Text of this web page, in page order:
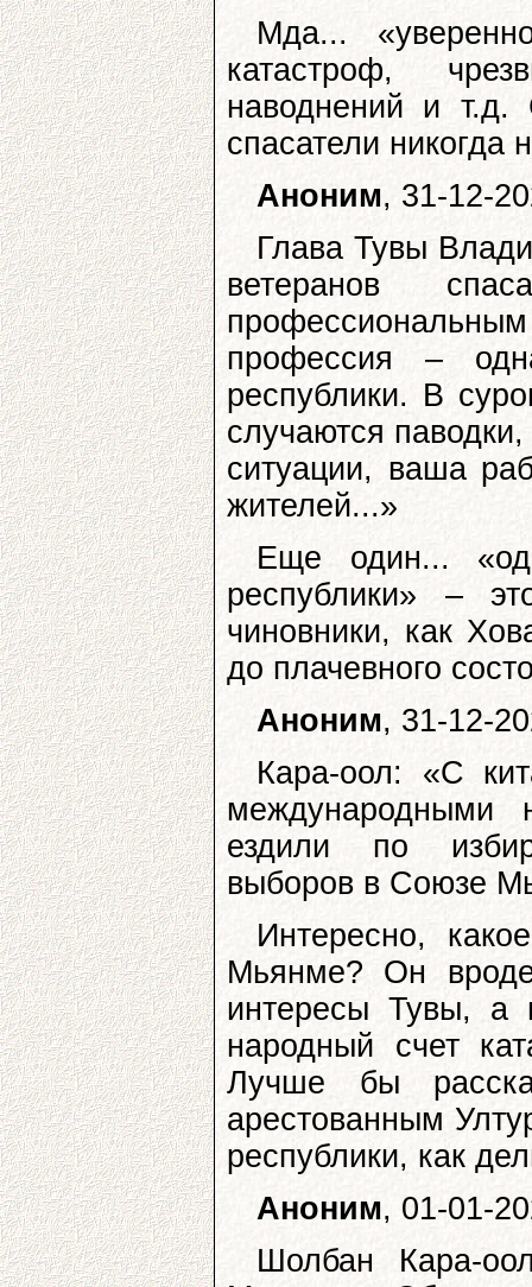
Мда...
катастроф,
наводнений и т.д.
спасатели никогда
Аноним, 31-12-
Глава Тувы
ветеранов
профессия –
республики. В
случаются
ситуации, ваша
жителей...»
Еще один...
республики» –
чиновники, как
до плачевного
Аноним, 31-12-
Кара-оол: «С
международными
ездили по
выборов в Союзе
Интересно,
Мьянме? Он
интересы Тувы,
народный счет
Лучше бы
арестованным
республики, как
Аноним, 01-01-
Шолбан Кара-